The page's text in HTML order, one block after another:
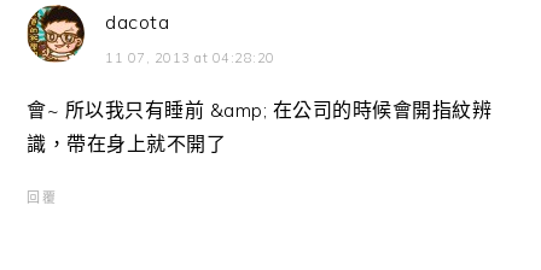
dacota
11 07, 2013 at 04:28:20
會~ 所以我只有睡前 &amp; 在公司的時候會開指紋辨
識，帶在身上就不開了
回覆